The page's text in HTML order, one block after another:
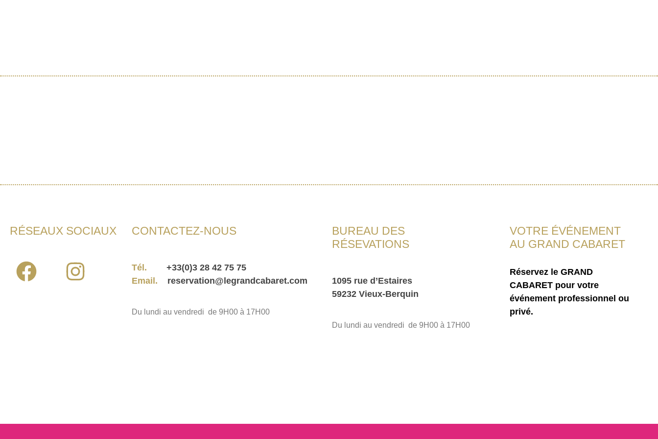
RÉSEAUX SOCIAUX CONTACTEZ-NOUS
Tél.
+33(0)3 28 42 75 75
Email.
reservation@legrandcabaret.com
Du lundi au vendredi de 9H00 à 17H00
BUREAU DES
RÉSEVATIONS
1095 rue d’Estaires
59232 Vieux-Berquin
Du lundi au vendredi de 9H00 à 17H00
VOTRE ÉVÉNEMENT
AU GRAND CABARET
Réservez le GRAND
CABARET pour votre
événement professionnel ou
privé.